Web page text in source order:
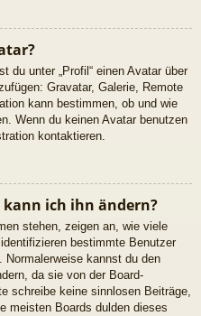
du unter „Profil“ einen Avatar über
Gravatar, Galerie, Remote
kann bestimmen, ob und wie
Wenn du keinen Avatar benutzen
kontaktieren.
kann ich ihn ändern?
stehen, zeigen an, wie viele
bestimmte Benutzer
Normalerweise kannst du den
da sie von der Board-
schreibe keine sinnlosen Beiträge,
meisten Boards dulden dieses